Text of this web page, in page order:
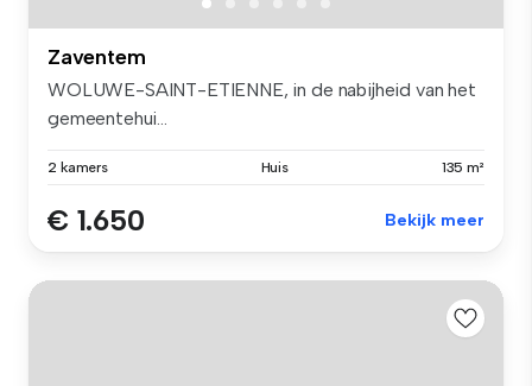
Zaventem
WOLUWE-SAINT-ETIENNE, in de nabijheid van het
gemeentehui...
2 kamers Huis 135 m²
€ 1.650 Bekijk meer